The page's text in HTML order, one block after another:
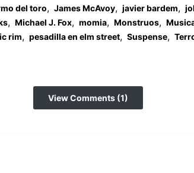
del toro, James McAvoy, javier bardem,
, Michael J. Fox, momia, Monstruos,
rim, pesadilla en elm street, Suspense,
View Comments (1)